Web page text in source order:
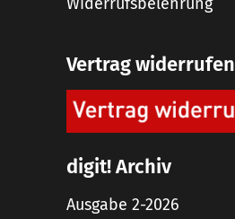
Vertrag widerrufen
digit! Archiv
Ausgabe 2-2026